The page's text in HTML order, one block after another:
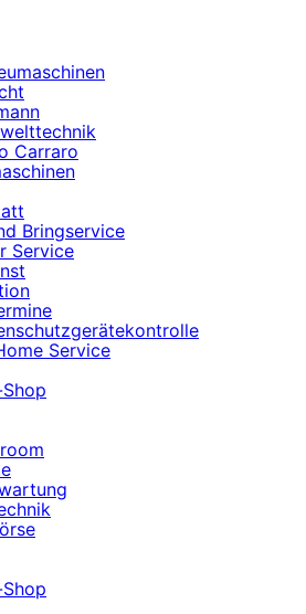
Carraro
Bringservice
Service
Service